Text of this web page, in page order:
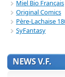
Miel Bio Français
Original Comics
Père-Lachaise
SyFantasy
NEWS V.F.